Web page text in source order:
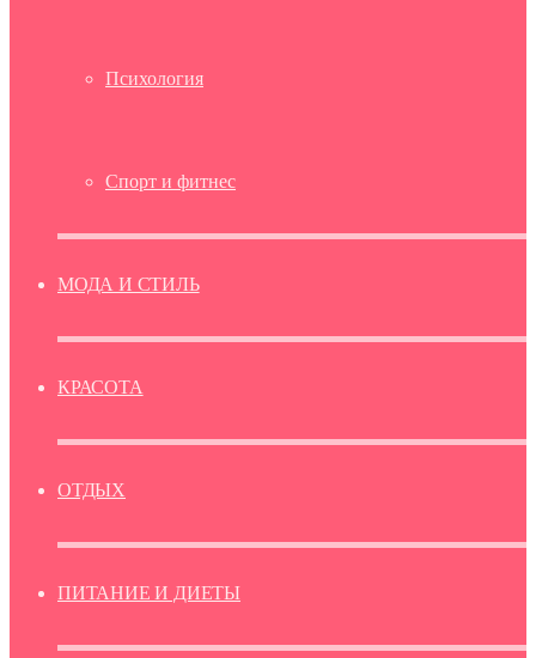
Психология
Спорт и фитнес
МОДА И СТИЛЬ
КРАСОТА
ОТДЫХ
ПИТАНИЕ И ДИЕТЫ